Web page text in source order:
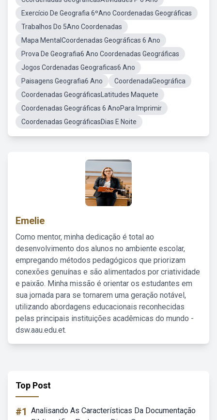
Exercício De Geografia 6ºAno Coordenadas Geográficas
Trabalhos Do 5Ano Coordenadas
Mapa MentalCoordenadas Geográficas 6 Ano
Prova De Geografia6 Ano Coordenadas Geográficas
Jogos Cordenadas Geograficas6 Ano
Paisagens Geografia6 Ano
CoordenadaGeográfica
Coordenadas GeográficasLatitudes Maquete
Coordenadas Geográficas 6 AnoPara Imprimir
Coordenadas GeográficasDias E Noite
Emelie
Como mentor, minha dedicação é total ao
desenvolvimento dos alunos no ambiente escolar,
empregando métodos pedagógicos que priorizam
conexões genuínas e são alimentados por criatividade
e paixão. Minha missão é orientar os estudantes em
sua jornada para se tornarem uma geração notável,
utilizando abordagens educacionais reconhecidas
pelas principais instituições acadêmicas do mundo -
dsw.aau.edu.et.
Top Post
#1 Analisando As Características Da Documentação